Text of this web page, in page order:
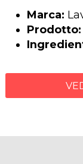
Marca:
Prodotto: